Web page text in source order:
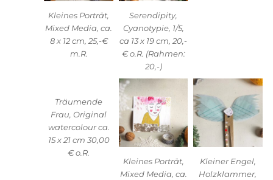
Kleines Porträt,
Mixed Media, ca.
8 x 12 cm, 25,-€
m.R.
Serendipity,
Cyanotypie, 1/5,
ca 13 x 19 cm, 20,-
€ o.R. (Rahmen:
20,-)
Träumende
Frau, Original
watercolour ca.
15 x 21 cm 30,00
€ o.R.
Kleines Porträt,
Mixed Media, ca.
Kleiner Engel,
Holzklammer,